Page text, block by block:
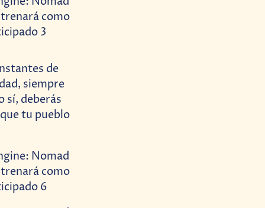
de
siempre
sí, deberás
tu pueblo